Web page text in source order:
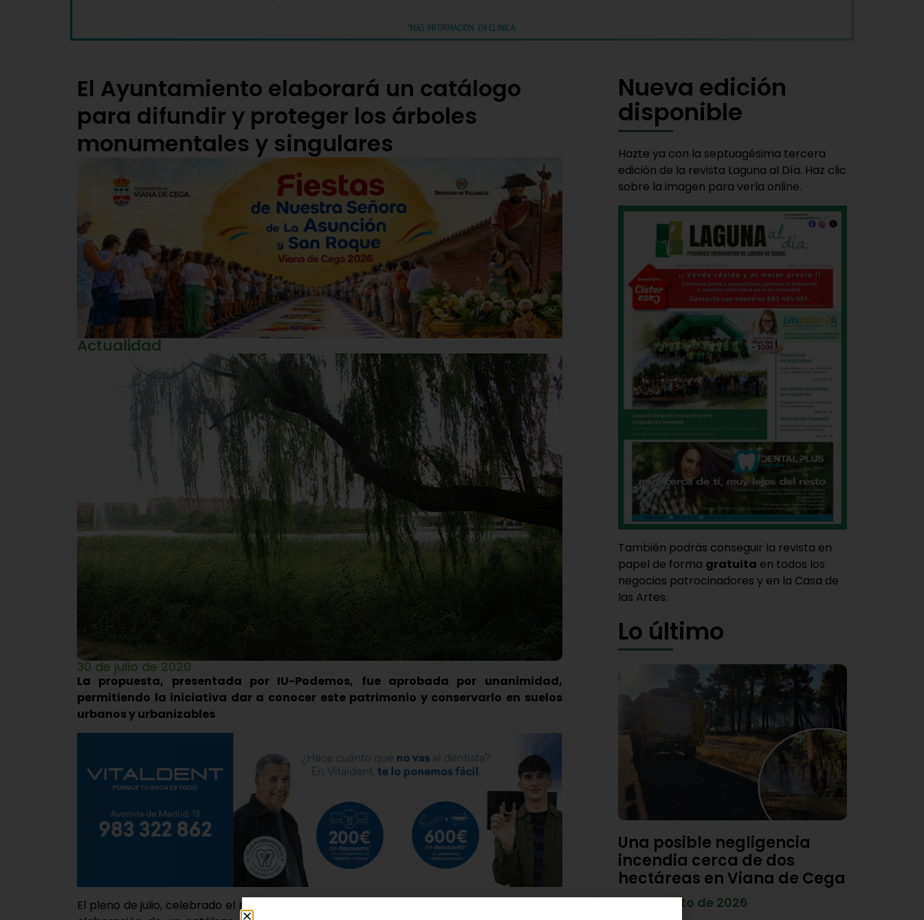
El Ayuntamiento elaborará un catálogo
para difundir y proteger los árboles
monumentales y singulares
Actualidad
30 de julio de 2020
La propuesta, presentada por IU-Podemos, fue aprobada por unanimidad,
permitiendo la iniciativa dar a conocer este patrimonio y conservarlo en suelos
urbanos y urbanizables
El pleno de julio, celebrado el pasado martes, sirvió, entre otros asuntos, para aprobar la
Nueva edición
disponible
Hazte ya con la septuagésima tercera
edición de la revista Laguna al Día. Haz clic
sobre la imagen para verla online.
También podrás conseguir la revista en
papel de forma gratuita en todos los
negocios patrocinadores y en la Casa de
las Artes.
Lo último
Una posible negligencia
incendia cerca de dos
hectáreas en Viana de Cega
7 de agosto de 2026